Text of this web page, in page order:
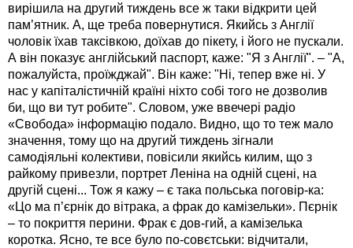
вирішила на другий тиждень все ж таки відкрити цей
пам’ятник. А, ще треба повернутися. Якийсь з Англії
чоловік їхав таксівкою, доїхав до пікету, і його не пускали.
А він показує англійський паспорт, каже: "Я з Англії". – "А,
пожалуйста, проїжджай". Він каже: "Ні, тепер вже ні. У
нас у капіталістичній країні ніхто собі того не дозволив
би, що ви тут робите". Словом, уже ввечері радіо
«Свобода» інформацію подало. Видно, що то теж мало
значення, тому що на другий тиждень зігнали
самодіяльні колективи, повісили якийсь килим, що з
райкому привезли, портрет Леніна на одній сцені, на
другій сцені... Тож я кажу – є така польська поговір-ка:
«Цо ма п’єрнік до вітрака, а фрак до камізельки». Пєрнік
– то покриття перини. Фрак є дов-гий, а камізелька
коротка. Ясно, те все було по-совєтськи: відчитали,